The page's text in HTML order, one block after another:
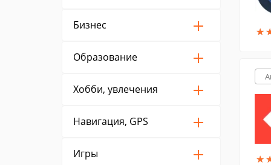
Бизнес
Образование
Хобби, увлечения
Навигация, GPS
Игры
★
★
★
★